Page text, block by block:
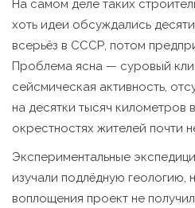
На самом деле таких
хоть идеи обсуждались
всерьёз в СССР, потом
Проблема ясна — суровый
сейсмическая активность,
на десятки тысяч километров
окрестностях жителей почти
Экспериментальные
изучали подлёдную геологию,
воплощения проект не